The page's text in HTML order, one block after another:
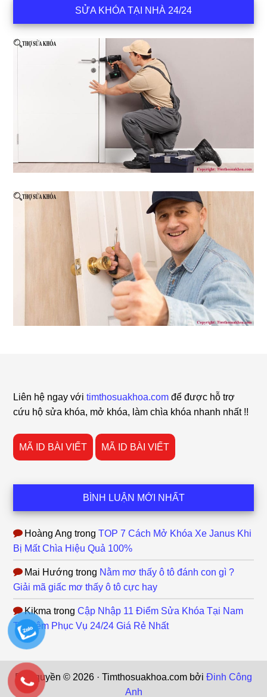
SỬA KHÓA TẠI NHÀ 24/24
Liên hệ ngay vớitimthosuakhoa.com để được hỗ trợ
cứu hộ sửa khóa, mở khóa, làm chìa khóa nhanh nhất !!
MÃ ID BÀI VIẾT MÃ ID BÀI VIẾT
BÌNH LUẬN MỚI NHẤT
Hoàng Ang trongTOP 7 Cách Mở Khóa Xe Janus Khi
Bị Mất Chìa Hiệu Quả 100%
Mai Hướng trong Nằm mơ thấy ô tô đánh con gì ?
Giải mã giấc mơ thấy ô tô cực hay
Kikma trongCập Nhập 11 Điểm Sửa Khóa Tại Nam
Từ Liêm Phục Vụ 24/24 Giá Rẻ Nhất
Bản quyền © 2026 · Timthosuakhoa.com bởi Đinh Công
Anh